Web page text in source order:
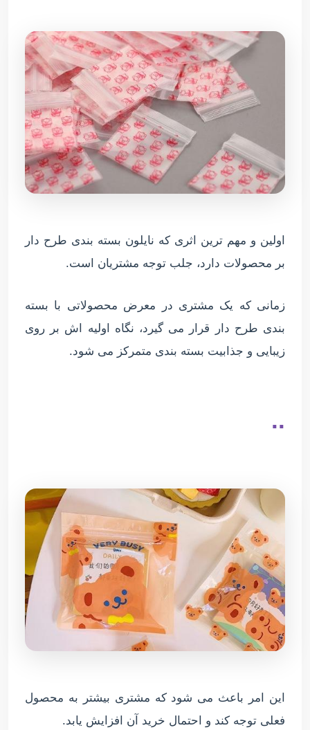
اولین و مهم ترین اثری که نایلون بسته بندی طرح دار
بر محصولات دارد، جلب توجه مشتریان است.
زمانی که یک مشتری در معرض محصولاتی با بسته
بندی طرح دار قرار می گیرد، نگاه اولیه اش بر روی
زیبایی و جذابیت بسته بندی متمرکز می شود.
..
این امر باعث می شود که مشتری بیشتر به محصول
فعلی توجه کند و احتمال خرید آن افزایش یابد.